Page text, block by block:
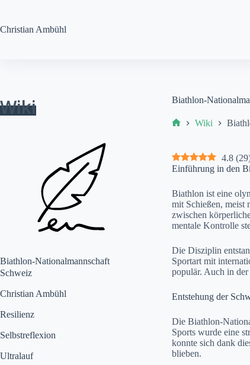
springen
Christian Ambühl
Biathlon-
Wiki
4.8 (29
Einführung in den
Biathlon ist eine
mit Schießen, meist
zwischen
mentale Kontrolle
Die Disziplin
Sportart mit
populär. Auch in
Entstehung der
Die Biathlon-
Sports wurde eine
konnte sich dank
blieben.
Wiki
Biathlon-Nationalmannschaft
Schweiz
Christian Ambühl
Resilienz
Selbstreflexion
Ultralauf